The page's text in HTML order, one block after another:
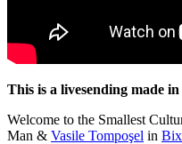
This is a livesending made
Welcome to the Smallest
Man & Vasile Tompoşel in